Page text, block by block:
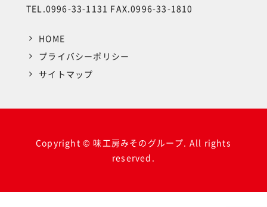
TEL.0996-33-1131 FAX.0996-33-1810
HOME
プライバシーポリシー
サイトマップ
Copyright © 味工房みそのグループ. All rights
reserved.